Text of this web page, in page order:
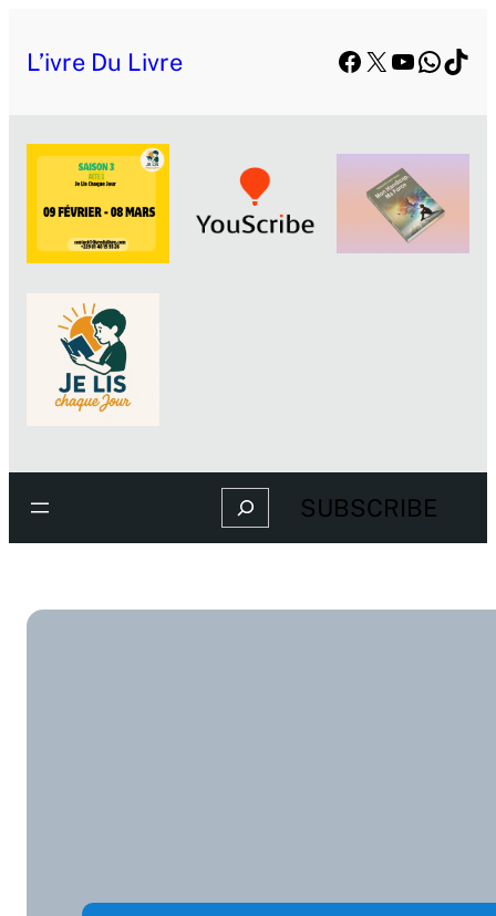
L’ivre Du Livre Facebook
X YouTube
Search SUBSCRIBE